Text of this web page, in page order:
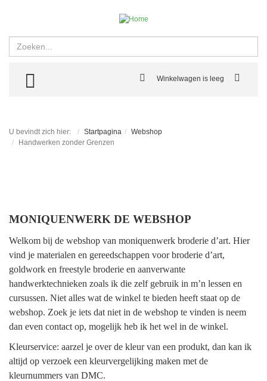
TOGGLE MENUWinkelwagen is leeg
U bevindt zich hier: Startpagina
Webshop
Handwerken zonder Grenzen
MONIQUENWERK DE WEBSHOP
Welkom bij de webshop van moniquenwerk broderie d’art. Hier
vind je materialen en gereedschappen voor broderie d’art,
goldwork en freestyle broderie en aanverwante
handwerktechnieken zoals ik die zelf gebruik in m’n lessen en
cursussen. Niet alles wat de winkel te bieden heeft staat op de
webshop. Zoek je iets dat niet in de webshop te vinden is neem
dan even contact op, mogelijk heb ik het wel in de winkel.
Kleurservice: aarzel je over de kleur van een produkt, dan kan ik
altijd op verzoek een kleurvergelijking maken met de
kleurnummers van DMC.